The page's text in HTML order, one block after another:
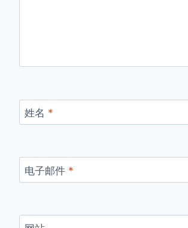
姓名 *
电子邮件 *